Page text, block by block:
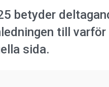
betyder
till varför
sida.